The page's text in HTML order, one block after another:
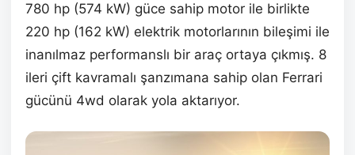
780 hp (574 kW) güce sahip motor ile birlikte
220 hp (162 kW) elektrik motorlarının bileşimi ile
inanılmaz performanslı bir araç ortaya çıkmış. 8
ileri çift kavramalı şanzımana sahip olan Ferrari
gücünü 4wd olarak yola aktarıyor.